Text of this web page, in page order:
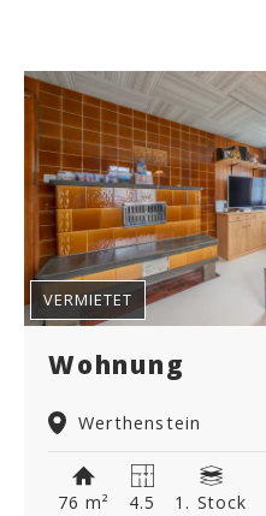
Wohnung
Werthenstein
VERMIETET
76 m² 4.5 1. Stock